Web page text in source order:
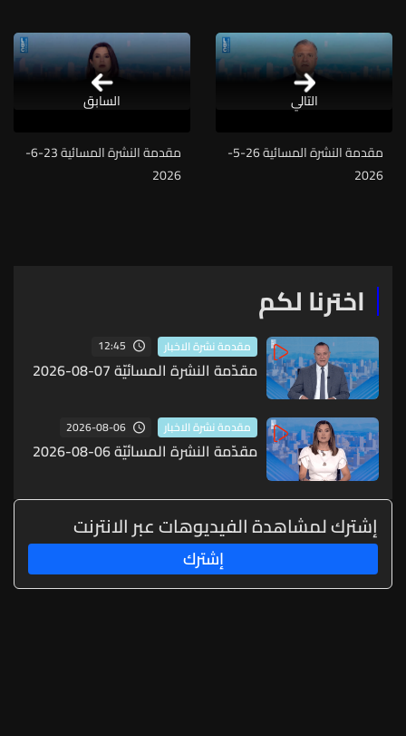
التالي
مقدمة النشرة المسائية 26-5-
2026
مقدمة النشرة المسائية 23-6-
2026
السابق
اخترنا لكم
مقدمة نشرة الاخبار 12:45
مقدّمة النشرة المسائيّة 07-08-2026
مقدمة نشرة الاخبار 2026-08-06
مقدّمة النشرة المسائيّة 06-08-2026
إشترك لمشاهدة الفيديوهات عبر الانترنت
إشترك